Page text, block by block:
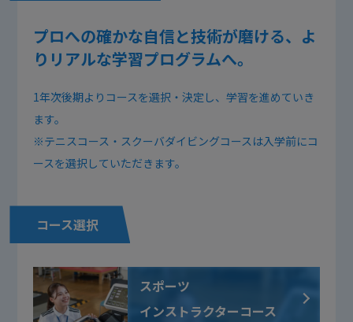
プロへの確かな自信と技術が磨ける、よ
りリアルな学習プログラムへ。
1年次後期よりコースを選択・決定し、学習を進めていき
ます。
※テニスコース・スクーバダイビングコースは入学前にコ
ースを選択していただきます。
コース選択
スポーツ
インストラクターコース